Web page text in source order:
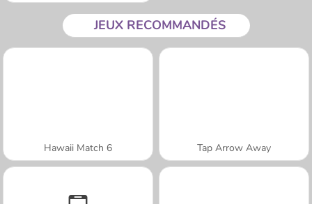
JEUX RECOMMANDÉS
Hawaii Match 6 Tap Arrow Away